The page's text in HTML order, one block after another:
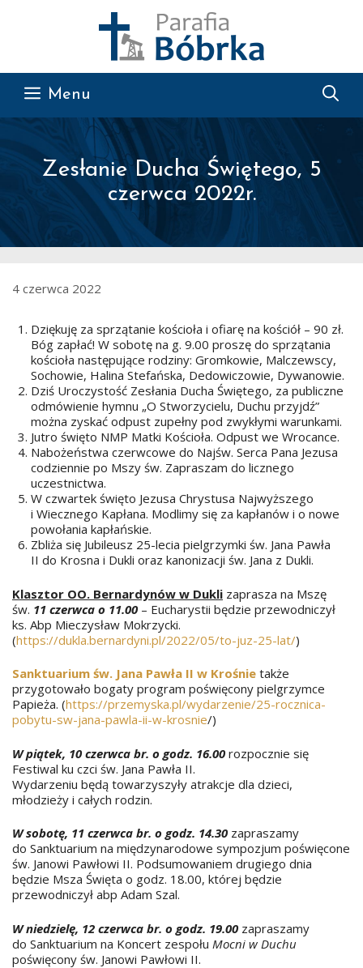
Menu
Zesłanie Ducha Świętego, 5
czerwca 2022r.
4 czerwca 2022
Dziękuję za sprzątanie kościoła i ofiarę na kościół – 90 zł.
Bóg zapłać! W sobotę na g. 9.00 proszę do sprzątania
kościoła następujące rodziny: Gromkowie, Malczewscy,
Sochowie, Halina Stefańska, Dedowiczowie, Dywanowie.
Dziś Uroczystość Zesłania Ducha Świętego, za publiczne
odmówienie hymnu „O Stworzycielu, Duchu przyjdź”
można zyskać odpust zupełny pod zwykłymi warunkami.
Jutro święto NMP Matki Kościoła. Odpust we Wrocance.
Nabożeństwa czerwcowe do Najśw. Serca Pana Jezusa
codziennie po Mszy św. Zapraszam do licznego
uczestnictwa.
W czwartek święto Jezusa Chrystusa Najwyższego
i Wiecznego Kapłana. Modlimy się za kapłanów i o nowe
powołania kapłańskie.
Zbliża się Jubileusz 25-lecia pielgrzymki św. Jana Pawła
II do Krosna i Dukli oraz kanonizacji św. Jana z Dukli.
Klasztor OO. Bernardynów w Dukli zaprasza na Mszę
św. 11 czerwca o 11.00 – Eucharystii będzie przewodniczył
ks. Abp Mieczysław Mokrzycki.
(https://dukla.bernardyni.pl/2022/05/to-juz-25-lat/)
Sanktuarium św. Jana Pawła II w Krośnie także
przygotowało bogaty program poświęcony pielgrzymce
Papieża. (https://przemyska.pl/wydarzenie/25-rocznica-
pobytu-sw-jana-pawla-ii-w-krosnie/)
W piątek, 10 czerwca br. o godz. 16.00 rozpocznie się
Festiwal ku czci św. Jana Pawła II.
Wydarzeniu będą towarzyszyły atrakcje dla dzieci,
młodzieży i całych rodzin.
W sobotę, 11 czerwca br. o godz. 14.30 zapraszamy
do Sanktuarium na międzynarodowe sympozjum poświęcone
św. Janowi Pawłowi II. Podsumowaniem drugiego dnia
będzie Msza Święta o godz. 18.00, której będzie
przewodniczył abp Adam Szal.
W niedzielę, 12 czerwca br. o godz. 19.00 zapraszamy
do Sanktuarium na Koncert zespołu Mocni w Duchu
poświęcony św. Janowi Pawłowi II.